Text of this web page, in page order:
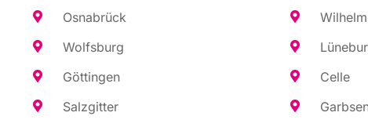
Osna­brück
Wolfs­burg
Göt­tin­gen
Salz­git­ter
Cel­le